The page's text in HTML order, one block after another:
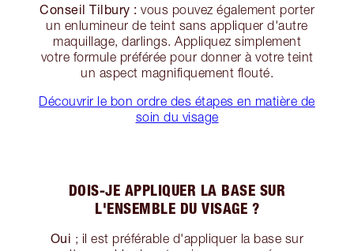
Conseil Tilbury : vous pouvez également porter
un enlumineur de teint sans appliquer d'autre
maquillage, darlings. Appliquez simplement
votre formule préférée pour donner à votre teint
un aspect magnifiquement flouté.
Découvrir le bon ordre des étapes en matière de
soin du visage
DOIS-JE APPLIQUER LA BASE SUR
L'ENSEMBLE DU VISAGE ?
Oui ; il est préférable d'appliquer la base sur